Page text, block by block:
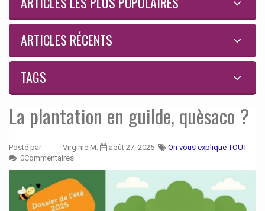
ARTICLES RÉCENTS
TAGS
La plantation en guilde, quèsaco ?
Posté par Virginie M. août 27, 2025
On vous explique TOUT
0Commentaires